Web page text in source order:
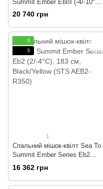
Summit Ember EbIII (-4/-10°C),
183 см, Dark Grey/Yellow (STS
20 740 грн
3
3
1
Спальний мішок-квілт Sea To
Summit Ember Series Eb2
(2/-4°C), 183 см, Black/Yellow
(STS AEB2-R350)
16 362 грн